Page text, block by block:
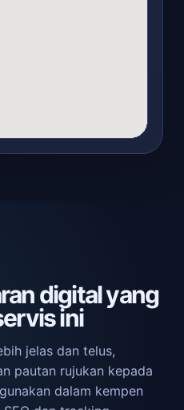
digital yang
ini
jelas dan telus,
pautan rujukan kepada
dalam kempen